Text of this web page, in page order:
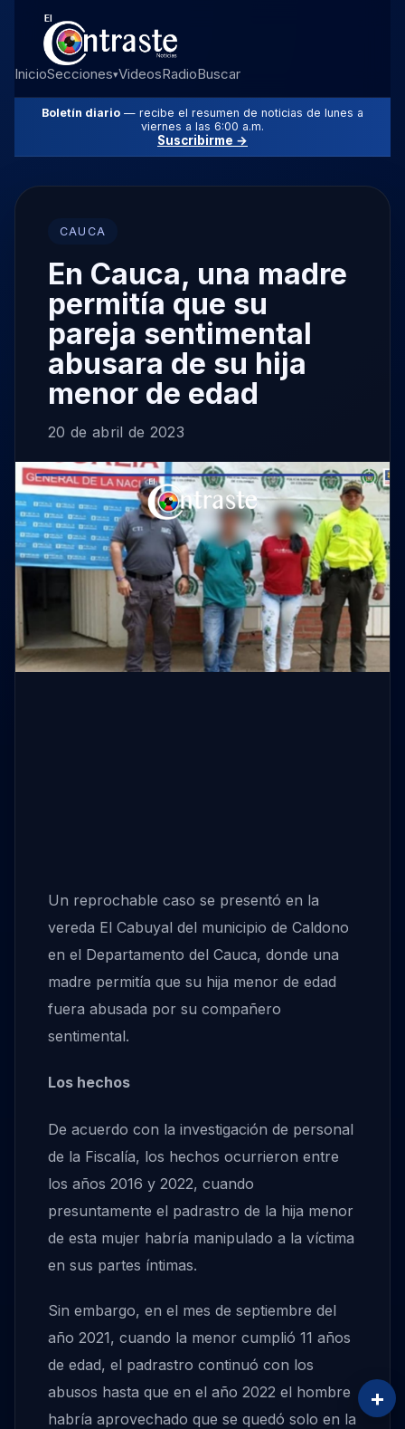
InicioSecciones▾VideosRadioBuscar
Boletín diario — recibe el resumen de noticias de lunes a
viernes a las 6:00 a.m.
Suscribirme →
CAUCA
En Cauca, una madre
permitía que su
pareja sentimental
abusara de su hija
menor de edad
20 de abril de 2023
Un reprochable caso se presentó en la
vereda El Cabuyal del municipio de Caldono
en el Departamento del Cauca, donde una
madre permitía que su hija menor de edad
fuera abusada por su compañero
sentimental.
Los hechos
De acuerdo con la investigación de personal
de la Fiscalía, los hechos ocurrieron entre
los años 2016 y 2022, cuando
presuntamente el padrastro de la hija menor
de esta mujer habría manipulado a la víctima
en sus partes íntimas.
Sin embargo, en el mes de septiembre del
año 2021, cuando la menor cumplió 11 años
de edad, el padrastro continuó con los
abusos hasta que en el año 2022 el hombre
habría aprovechado que se quedó solo en la
+